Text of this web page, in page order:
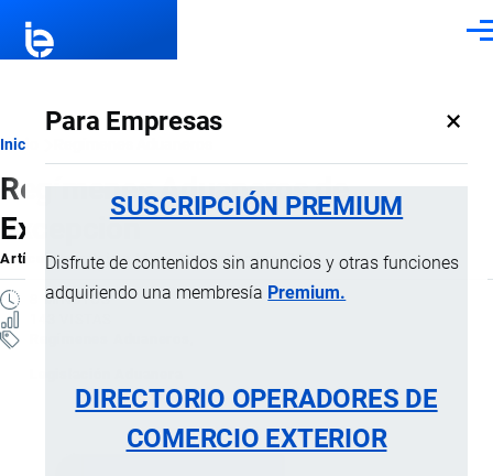
Para Empresas ×
SUSCRIPCIÓN PREMIUM
Disfrute de contenidos sin anuncios y otras funciones
adquiriendo una membresía Premium.
DIRECTORIO OPERADORES DE
COMERCIO EXTERIOR
Ruta
de
navegación
Inicio
Regímenes Aduaneros de
Excepción
ArtículoporJaime Mise, 10 Septiembre, 2024
8 MINUTOS